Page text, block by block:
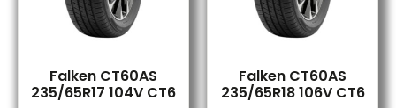
Falken CT60AS
235/65R17 104V CT6
Falken CT60AS
235/65R18 106V CT6